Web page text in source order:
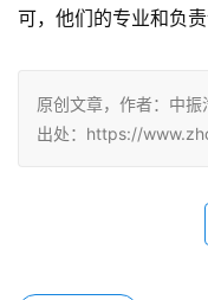
可，他们的专业和负责
原创文章，作者：中
出处：https://